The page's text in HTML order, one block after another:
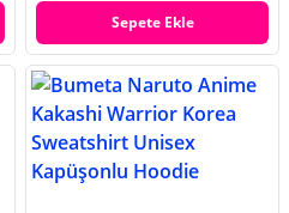
Sepete Ekle